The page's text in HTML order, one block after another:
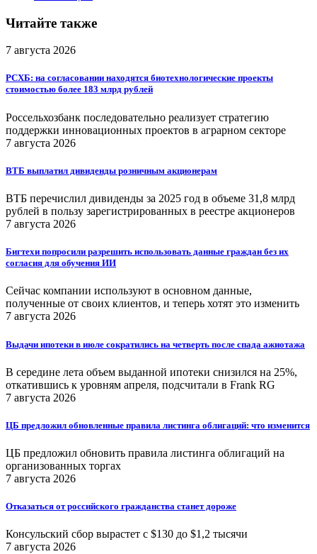
Читайте также
7 августа 2026
РСХБ: на согласовании находятся биотехнологические проекты
стоимостью более 183 млрд рублей
Россельхозбанк последовательно реализует стратегию
поддержки инновационных проектов в аграрном секторе
7 августа 2026
ВТБ выплатил дивиденды розничным акционерам
ВТБ перечислил дивиденды за 2025 год в объеме 31,8 млрд
рублей в пользу зарегистрированных в реестре акционеров
7 августа 2026
Бигтехи попросили разрешить использовать данные граждан без их
согласия для обучения ИИ
Сейчас компании используют в основном данные,
полученные от своих клиентов, и теперь хотят это изменить
7 августа 2026
Выдачи ипотеки в июле сократились на четверть после спада ажиотажа
В середине лета объем выданной ипотеки снизился на 25%,
откатившись к уровням апреля, подсчитали в Frank RG
7 августа 2026
ЦБ предложил обновленные правила листинга облигаций: что изменится
ЦБ предложил обновить правила листинга облигаций на
организованных торгах
7 августа 2026
Отказаться от российского гражданства станет дороже
Консульский сбор вырастет с $130 до $1,2 тысячи
7 августа 2026